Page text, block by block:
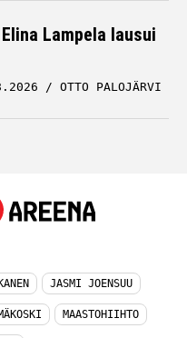
Lampela lausui
OTTO PALOJÄRVI
JASMI JOENSUU
MAASTOHIIHTO